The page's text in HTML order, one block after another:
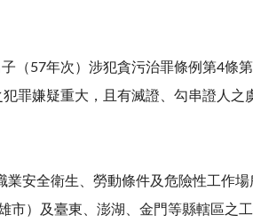
（57年次）涉犯貪污治罪條例第4條
罪嫌疑重大，且有滅證、勾串證人之
安全衛生、勞動條件及危險性工作場
市）及臺東、澎湖、金門等縣轄區之